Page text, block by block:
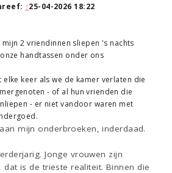
↑25-04-2026 18:22
mijn 2 vriendinnen sliepen 's nachts
handtassen onder ons
elke keer als we de kamer verlaten die
- of al hun vrienden die
- er niet vandoor waren met
mijn onderbroeken, inderdaad.
Jonge vrouwen zijn
dat is de trieste realiteit. Binnen die